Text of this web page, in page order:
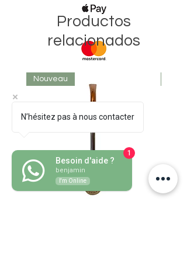
Productos
relacionados
Nouveau
N’hésitez pas à nous contacter
Besoin d'aide ?
benjamin
I'm Online
1